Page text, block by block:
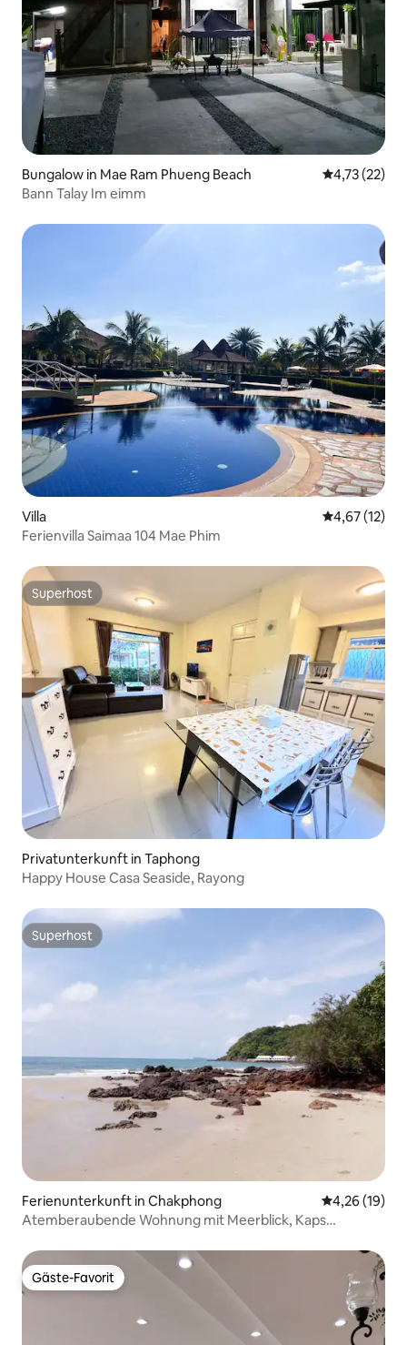
Bungalow in Mae Ram Phueng Beach
4,73 (22)
Bann Talay Im eimm
Villa
4,67 (12)
Ferienvilla Saimaa 104 Mae Phim
Superhost
Superhost
Privatunterkunft in Taphong
Happy House Casa Seaside, Rayong
Superhost
Superhost
Ferienunterkunft in Chakphong
4,26 (19)
Atemberaubende Wohnung mit Meerblick, Kaps
Gäste-Favorit
Gäste-Favorit